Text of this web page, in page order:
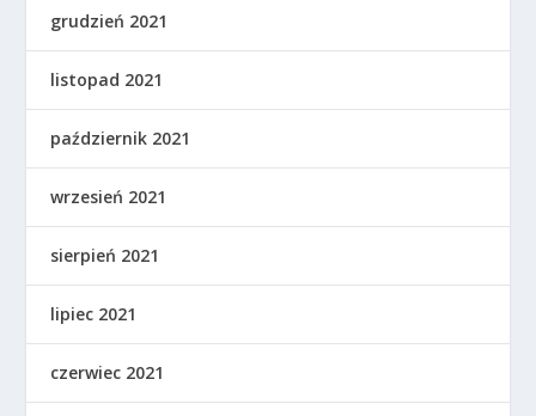
grudzień 2021
listopad 2021
październik 2021
wrzesień 2021
sierpień 2021
lipiec 2021
czerwiec 2021